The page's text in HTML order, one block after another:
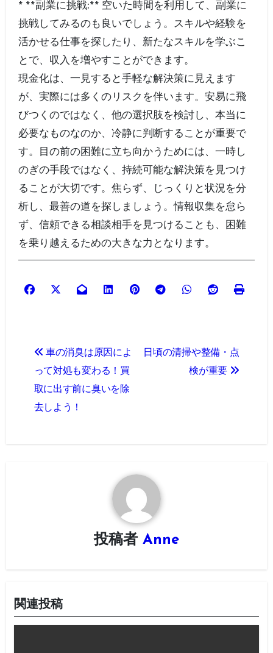
* **副業に挑戦:** 空いた時間を利用して、副業に
挑戦してみるのも良いでしょう。スキルや経験を
活かせる仕事を探したり、新たなスキルを学ぶこ
とで、収入を増やすことができます。
現金化は、一見すると手軽な解決策に見えます
が、実際には多くのリスクを伴います。安易に飛
びつくのではなく、他の選択肢を検討し、本当に
必要なものなのか、冷静に判断することが重要で
す。目の前の困難に立ち向かうためには、一時し
のぎの手段ではなく、持続可能な解決策を見つけ
ることが大切です。焦らず、じっくりと状況を分
析し、最善の道を探しましょう。情報収集を怠ら
ず、信頼できる相談相手を見つけることも、困難
を乗り越えるための大きな力となります。
ナ
ビ
車の消臭は原因によ
って対処も変わる！買
取に出す前に臭いを除
去しよう！
日頃の清掃や整備・点
検が重要
投稿者 Anne
関連投稿